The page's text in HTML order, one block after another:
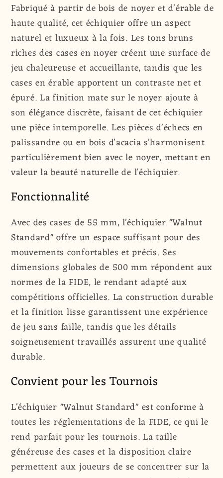
Fabriqué à partir de bois de noyer et d'érable de
haute qualité, cet échiquier offre un aspect
naturel et luxueux à la fois. Les tons bruns
riches des cases en noyer créent une surface de
jeu chaleureuse et accueillante, tandis que les
cases en érable apportent un contraste net et
épuré. La finition mate sur le noyer ajoute à
son élégance discrète, faisant de cet échiquier
une pièce intemporelle. Les pièces d'échecs en
palissandre ou en bois d'acacia s'harmonisent
particulièrement bien avec le noyer, mettant en
valeur la beauté naturelle de l'échiquier.
Fonctionnalité
Avec des cases de 55 mm, l'échiquier "Walnut
Standard" offre un espace suffisant pour des
mouvements confortables et précis. Ses
dimensions globales de 500 mm répondent aux
normes de la FIDE, le rendant adapté aux
compétitions officielles. La construction durable
et la finition lisse garantissent une expérience
de jeu sans faille, tandis que les détails
soigneusement travaillés assurent une qualité
durable.
Convient pour les Tournois
L'échiquier "Walnut Standard" est conforme à
toutes les réglementations de la FIDE, ce qui le
rend parfait pour les tournois. La taille
généreuse des cases et la disposition claire
permettent aux joueurs de se concentrer sur la